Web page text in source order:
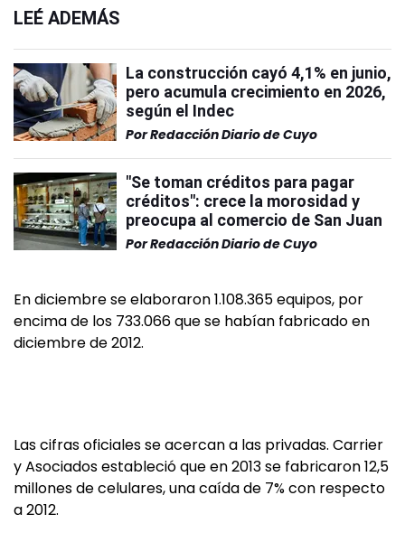
LEÉ ADEMÁS
La construcción cayó 4,1% en junio,
pero acumula crecimiento en 2026,
según el Indec
PorRedacción Diario de Cuyo
"Se toman créditos para pagar
créditos": crece la morosidad y
preocupa al comercio de San Juan
PorRedacción Diario de Cuyo
En diciembre se elaboraron 1.108.365 equipos, por
encima de los 733.066 que se habían fabricado en
diciembre de 2012.
Las cifras oficiales se acercan a las privadas. Carrier
y Asociados estableció que en 2013 se fabricaron 12,5
millones de celulares, una caída de 7% con respecto
a 2012.